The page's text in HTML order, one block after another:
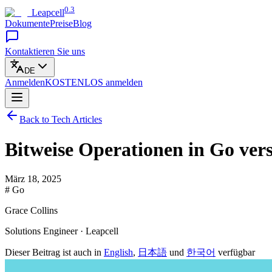
Leapcell0.3
DokumentePreiseBlog
Kontaktieren Sie uns
DE
AnmeldenKOSTENLOS anmelden
Back to Tech Articles
Bitweise Operationen in Go
März 18, 2025
# Go
Grace Collins
Solutions Engineer · Leapcell
Dieser Beitrag ist auch in English, 日本語 und 한국어 verfügbar